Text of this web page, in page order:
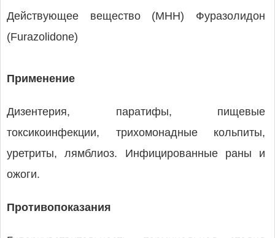
Действующее вещество (МНН) Фуразолидон
(Furazolidone)
Применение
Дизентерия, паратифы, пищевые
токсикоинфекции, трихомонадные кольпиты,
уретриты, лямблиоз. Инфицированные раны и
ожоги.
Противопоказания